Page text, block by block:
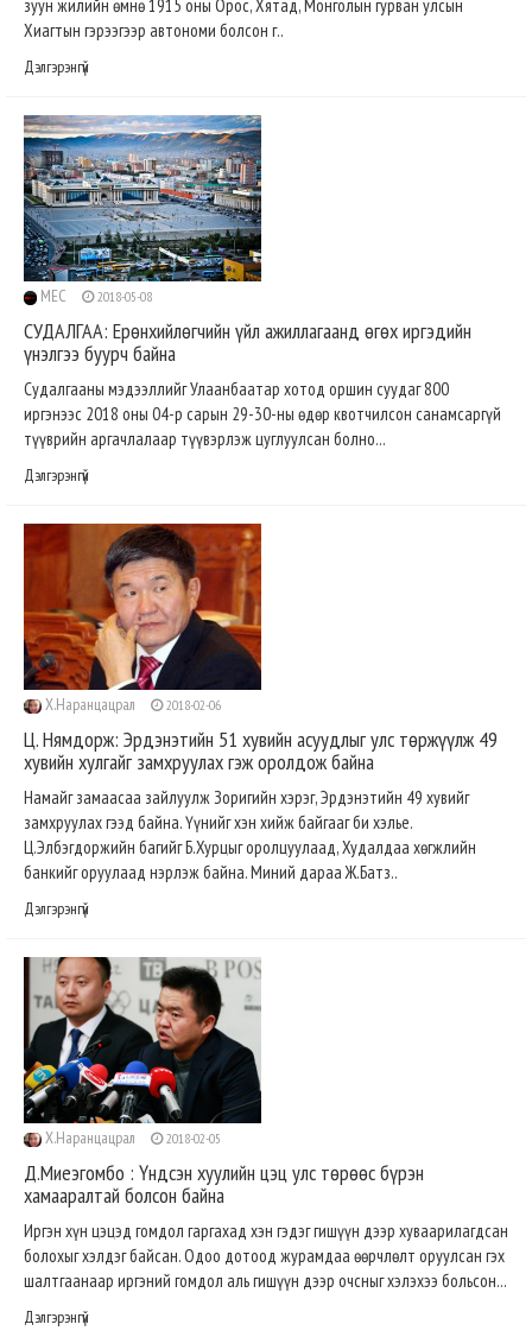
зуун жилийн өмнө 1915 оны Орос, Хятад, Монголын гурван улсын
Хиагтын гэрээгээр автономи болсон г..
Дэлгэрэнгүй
MEC 2018-05-08
СУДАЛГАА: Ерөнхийлөгчийн үйл ажиллагаанд өгөх иргэдийн
үнэлгээ буурч байна
Судалгааны мэдээллийг Улаанбаатар хотод оршин суудаг 800
иргэнээс 2018 оны 04-р сарын 29-30-ны өдөр квотчилсон санамсаргүй
түүврийн аргачлалаар түүвэрлэж цуглуулсан болно...
Дэлгэрэнгүй
Х.Наранцацрал 2018-02-06
Ц. Нямдорж: Эрдэнэтийн 51 хувийн асуудлыг улс төржүүлж 49
хувийн хулгайг замхруулах гэж оролдож байна
Намайг замаасаа зайлуулж Зоригийн хэрэг, Эрдэнэтийн 49 хувийг
замхруулах гээд байна. Үүнийг хэн хийж байгааг би хэлье.
Ц.Элбэгдоржийн багийг Б.Хурцыг оролцуулаад, Худалдаа хөгжлийн
банкийг оруулаад нэрлэж байна. Миний дараа Ж.Батз..
Дэлгэрэнгүй
Х.Наранцацрал 2018-02-05
Д.Миеэгомбо : Үндсэн хуулийн цэц улс төрөөс бүрэн
хамааралтай болсон байна
Иргэн хүн цэцэд гомдол гаргахад хэн гэдэг гишүүн дээр хуваарилагдсан
болохыг хэлдэг байсан. Одоо дотоод журамдаа өөрчлөлт оруулсан гэх
шалтгаанаар иргэний гомдол аль гишүүн дээр очсныг хэлэхээ больсон...
Дэлгэрэнгүй